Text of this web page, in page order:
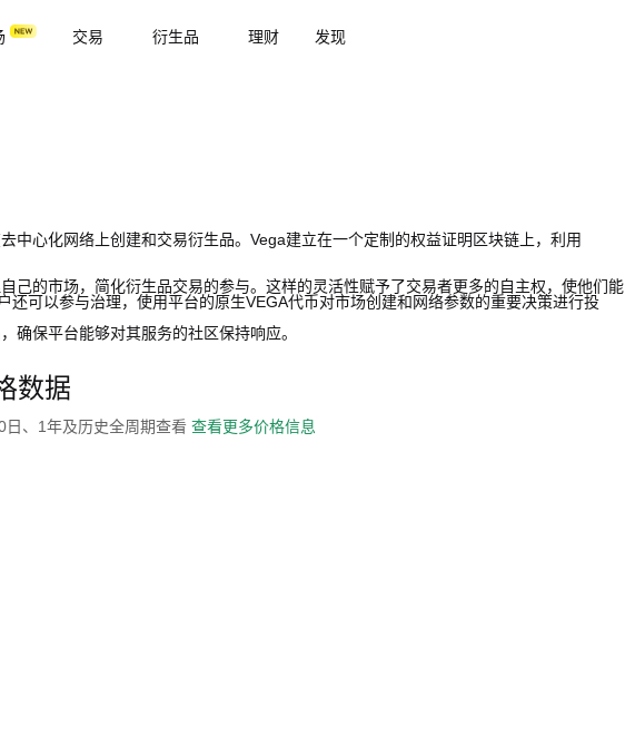
交易 衍生品 理财 发现
中心化网络上创建和交易衍生品。Vega建立在一个定制的权益证明区块链上，利用
己的市场，简化衍生品交易的参与。这样的灵活性赋予了交易者更多的自主权，使他们能
还可以参与治理，使用平台的原生VEGA代币对市场创建和网络参数的重要决策进行投
确保平台能够对其服务的社区保持响应。
数据
、1年及历史全周期查看 查看更多价格信息